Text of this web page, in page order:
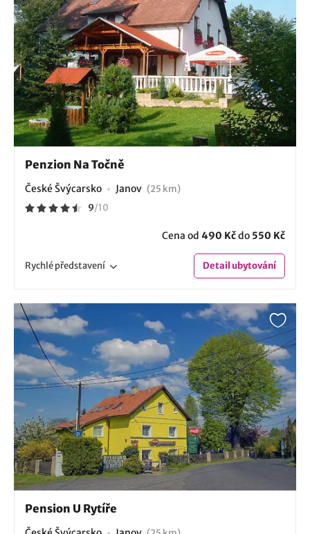
Penzion Na Točně
České Švýcarsko Janov (25 km)
9/10
Cena od 490 Kčdo 550 Kč
Rychlépředstavení Detailubytování
Pension U Rytíře